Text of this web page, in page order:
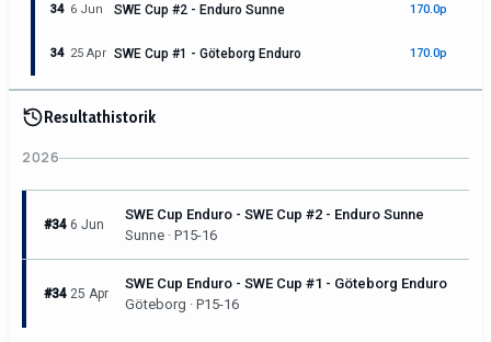
34 6 Jun SWE Cup #2 - Enduro Sunne 170.0p
34 25 Apr SWE Cup #1 - Göteborg Enduro 170.0p
Resultathistorik
2026
#34 6 Jun
SWE Cup Enduro - SWE Cup #2 - Enduro Sunne
Sunne · P15-16
#34 25 Apr
SWE Cup Enduro - SWE Cup #1 - Göteborg Enduro
Göteborg · P15-16